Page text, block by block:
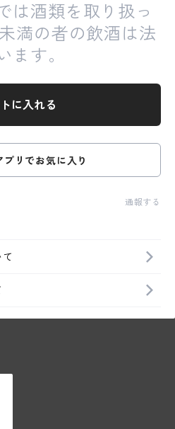
は酒類を取り扱っ
満の者の飲酒は法
ます。
に入れる
プリでお気に入り
通報する